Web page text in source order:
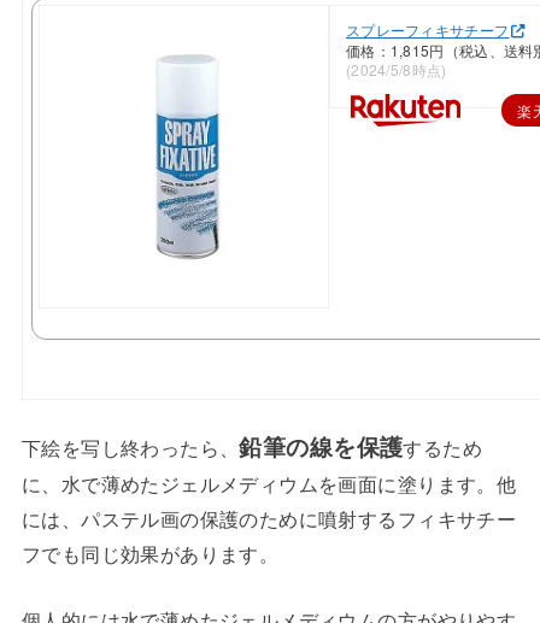
スプレーフィキサチーフ
価格：1,815円（税込、送料
(2024/5/8時点)
楽
下絵を写し終わったら、鉛筆の線を保護するため
に、水で薄めたジェルメディウムを画面に塗ります。他
には、パステル画の保護のために噴射するフィキサチー
フでも同じ効果があります。